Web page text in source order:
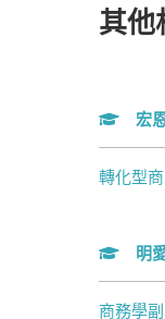
其他
宏
轉化型
明
商務學